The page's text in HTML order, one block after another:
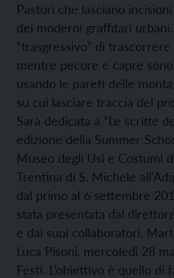
Pastori che lasciano
dei moderni graffitari
“trasgressivo” di
mentre pecore e capre sono
usando le pareti delle
su cui lasciare traccia del
Sarà dedicata a “Le scritte
edizione della Summer
Museo degli Usi e Costumi
Trentina di S. Michele
dal primo al 6 settembre
stata presentata dal
e dai suoi collaboratori,
Luca Pisoni, mercoledì 28
Festi. L’obiettivo è quello di